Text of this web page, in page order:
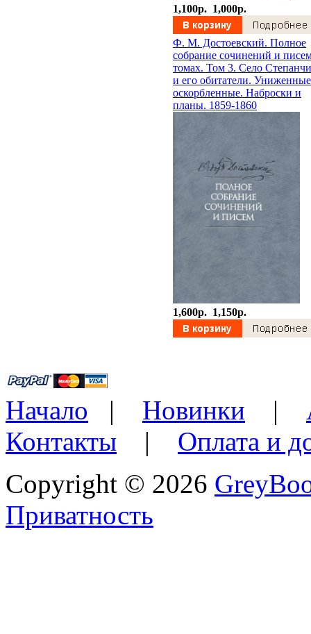
1,100p. 1,000p.
Ф. М. Достоевский. Полное
собрание сочинений и
томах. Том 3. Село
и его обитатели.
оскорбленные. Наброски и
планы. 1859-1860
1,600p. 1,150p.
Начало | Новинки |
Контакты | Оплата и
Copyright © 2026
Приватность